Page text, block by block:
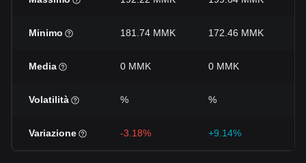
Minimo 181.74 MMK 172.46 MMK
Media 0 MMK 0 MMK
Volatilità % %
Variazione -3.18% +9.14%